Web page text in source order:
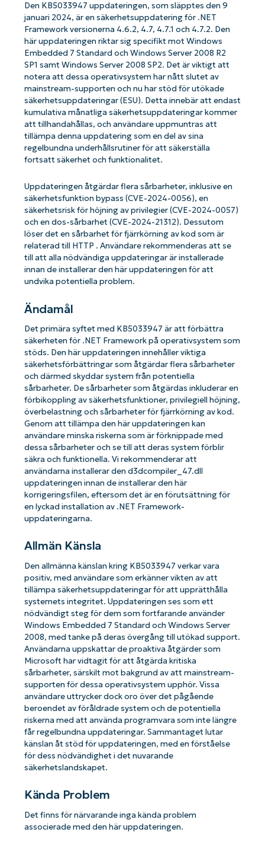
Den KB5033947 uppdateringen, som släpptes den 9
januari 2024, är en säkerhetsuppdatering för .NET
Framework versionerna 4.6.2, 4.7, 4.7.1 och 4.7.2. Den
här uppdateringen riktar sig specifikt mot Windows
Embedded 7 Standard och Windows Server 2008 R2
SP1 samt Windows Server 2008 SP2. Det är viktigt att
notera att dessa operativsystem har nått slutet av
mainstream-supporten och nu har stöd för utökade
säkerhetsuppdateringar (ESU). Detta innebär att endast
kumulativa månatliga säkerhetsuppdateringar kommer
att tillhandahållas, och användare uppmuntras att
tillämpa denna uppdatering som en del av sina
regelbundna underhållsrutiner för att säkerställa
fortsatt säkerhet och funktionalitet.
Uppdateringen åtgärdar flera sårbarheter, inklusive en
säkerhetsfunktion bypass (CVE-2024-0056), en
säkerhetsrisk för höjning av privilegier (CVE-2024-0057)
och en dos-sårbarhet (CVE-2024-21312). Dessutom
löser det en sårbarhet för fjärrkörning av kod som är
relaterad till HTTP . Användare rekommenderas att se
till att alla nödvändiga uppdateringar är installerade
innan de installerar den här uppdateringen för att
undvika potentiella problem.
Ändamål
Det primära syftet med KB5033947 är att förbättra
säkerheten för .NET Framework på operativsystem som
stöds. Den här uppdateringen innehåller viktiga
säkerhetsförbättringar som åtgärdar flera sårbarheter
och därmed skyddar system från potentiella
sårbarheter. De sårbarheter som åtgärdas inkluderar en
förbikoppling av säkerhetsfunktioner, privilegiell höjning,
överbelastning och sårbarheter för fjärrkörning av kod.
Genom att tillämpa den här uppdateringen kan
användare minska riskerna som är förknippade med
dessa sårbarheter och se till att deras system förblir
säkra och funktionella. Vi rekommenderar att
användarna installerar den d3dcompiler_47.dll
uppdateringen innan de installerar den här
korrigeringsfilen, eftersom det är en förutsättning för
en lyckad installation av .NET Framework-
uppdateringarna.
Allmän Känsla
Den allmänna känslan kring KB5033947 verkar vara
positiv, med användare som erkänner vikten av att
tillämpa säkerhetsuppdateringar för att upprätthålla
systemets integritet. Uppdateringen ses som ett
nödvändigt steg för dem som fortfarande använder
Windows Embedded 7 Standard och Windows Server
2008, med tanke på deras övergång till utökad support.
Användarna uppskattar de proaktiva åtgärder som
Microsoft har vidtagit för att åtgärda kritiska
sårbarheter, särskilt mot bakgrund av att mainstream-
supporten för dessa operativsystem upphör. Vissa
användare uttrycker dock oro över det pågående
beroendet av föråldrade system och de potentiella
riskerna med att använda programvara som inte längre
får regelbundna uppdateringar. Sammantaget lutar
känslan åt stöd för uppdateringen, med en förståelse
för dess nödvändighet i det nuvarande
säkerhetslandskapet.
Kända Problem
Det finns för närvarande inga kända problem
associerade med den här uppdateringen.